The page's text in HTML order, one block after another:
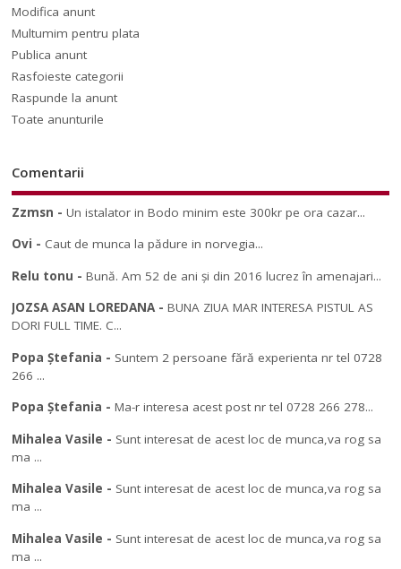
Modifica anunt
Multumim pentru plata
Publica anunt
Rasfoieste categorii
Raspunde la anunt
Toate anunturile
Comentarii
Zzmsn -Un istalator in Bodo minim este 300kr pe ora cazar...
Ovi - Caut de munca la pădure in norvegia...
Relu tonu -Bună. Am 52 de ani și din 2016 lucrez în amenajari...
JOZSA ASAN LOREDANA-BUNA ZIUA MAR INTERESA PISTUL AS
DORI FULL TIME. C...
Popa Ștefania - Suntem 2 persoane fără experienta nr tel 0728
266 ...
Popa Ștefania -Ma-r interesa acest post nr tel 0728 266 278...
Mihalea Vasile - Sunt interesat de acest loc de munca,va rog sa
ma ...
Mihalea Vasile - Sunt interesat de acest loc de munca,va rog sa
ma ...
Mihalea Vasile - Sunt interesat de acest loc de munca,va rog sa
ma ...